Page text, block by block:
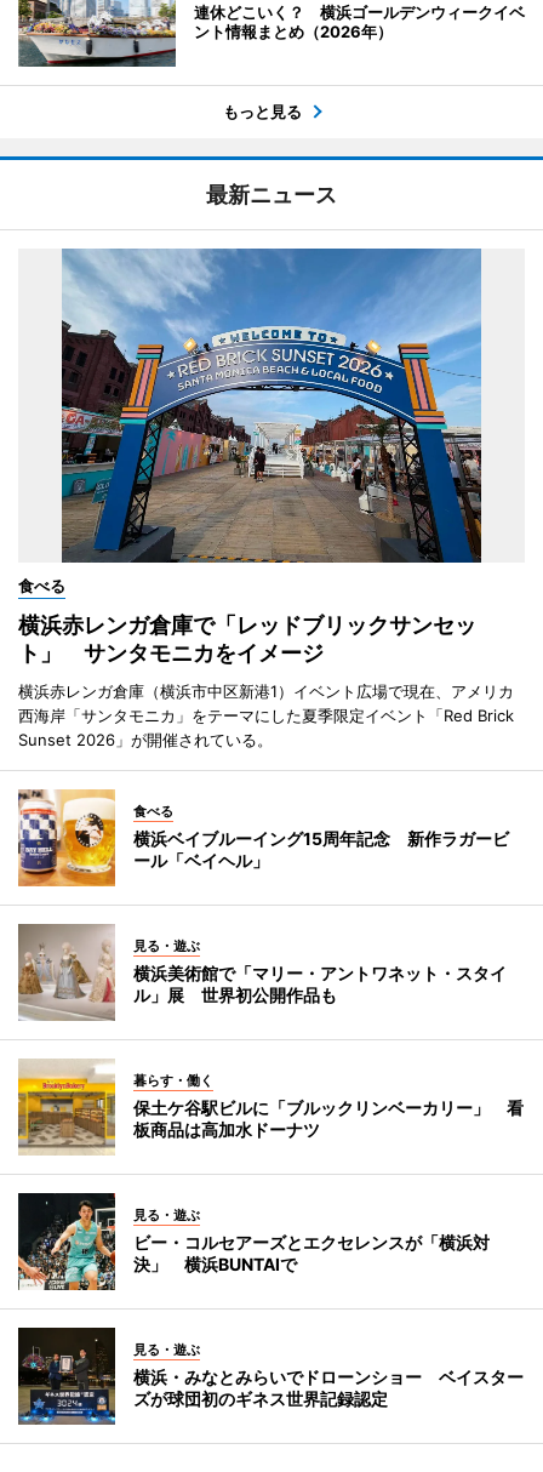
連休どこいく？ 横浜ゴールデンウィークイベ
ント情報まとめ（2026年）
もっと見る
最新ニュース
食べる
横浜赤レンガ倉庫で「レッドブリックサンセッ
ト」 サンタモニカをイメージ
横浜赤レンガ倉庫（横浜市中区新港1）イベント広場で現在、アメリカ
西海岸「サンタモニカ」をテーマにした夏季限定イベント「Red Brick
Sunset 2026」が開催されている。
食べる
横浜ベイブルーイング15周年記念 新作ラガービ
ール「ベイヘル」
見る・遊ぶ
横浜美術館で「マリー・アントワネット・スタイ
ル」展 世界初公開作品も
暮らす・働く
保土ケ谷駅ビルに「ブルックリンベーカリー」 看
板商品は高加水ドーナツ
見る・遊ぶ
ビー・コルセアーズとエクセレンスが「横浜対
決」 横浜BUNTAIで
見る・遊ぶ
横浜・みなとみらいでドローンショー ベイスター
ズが球団初のギネス世界記録認定